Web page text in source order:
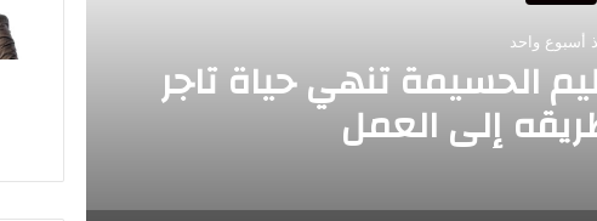
أسبوع واحد
الحسيمة تنهي حياة تاجر
إلى العمل